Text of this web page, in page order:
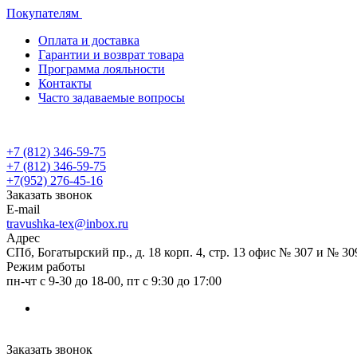
Покупателям
Оплата и доставка
Гарантии и возврат товара
Программа лояльности
Контакты
Часто задаваемые вопросы
+7 (812) 346-59-75
+7 (812) 346-59-75
+7(952) 276-45-16
Заказать звонок
E-mail
travushka-tex@inbox.ru
Адрес
СПб, Богатырский пр., д. 18 корп. 4, стр. 13 офис № 307 и №
Режим работы
пн-чт с 9-30 до 18-00, пт с 9:30 до 17:00
Заказать звонок